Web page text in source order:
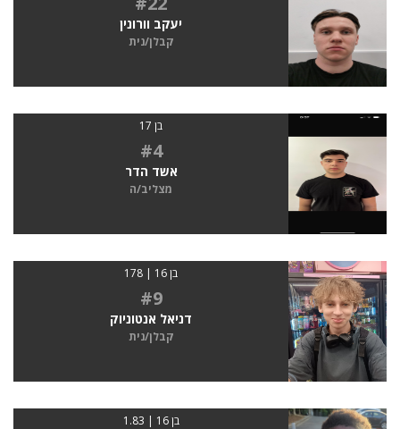
יעקב וורונין
קבלן/נית
בן 17
#4
אשד הדר
מצליב/ה
בן 16 | 178
#9
דניאל אנטוניוק
קבלן/נית
בן 16 | 1.83